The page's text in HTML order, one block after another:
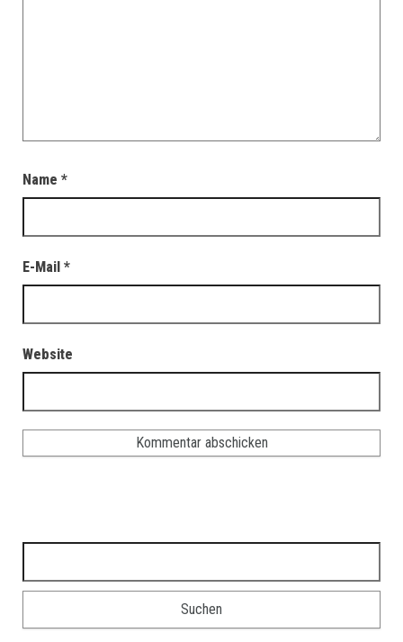
Name *
E-Mail *
Website